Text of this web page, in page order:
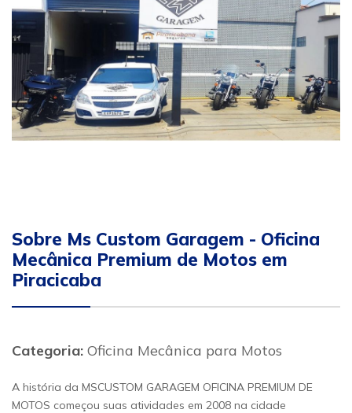
Sobre Ms Custom Garagem - Oficina
Mecânica Premium de Motos em
Piracicaba
Categoria: Oficina Mecânica para Motos
A história da MSCUSTOM GARAGEM OFICINA PREMIUM DE
MOTOS começou suas atividades em 2008 na cidade